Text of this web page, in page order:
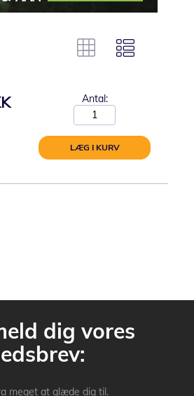
Antal:
LÆG I KURV
dig vores
meget at glæde dig til.